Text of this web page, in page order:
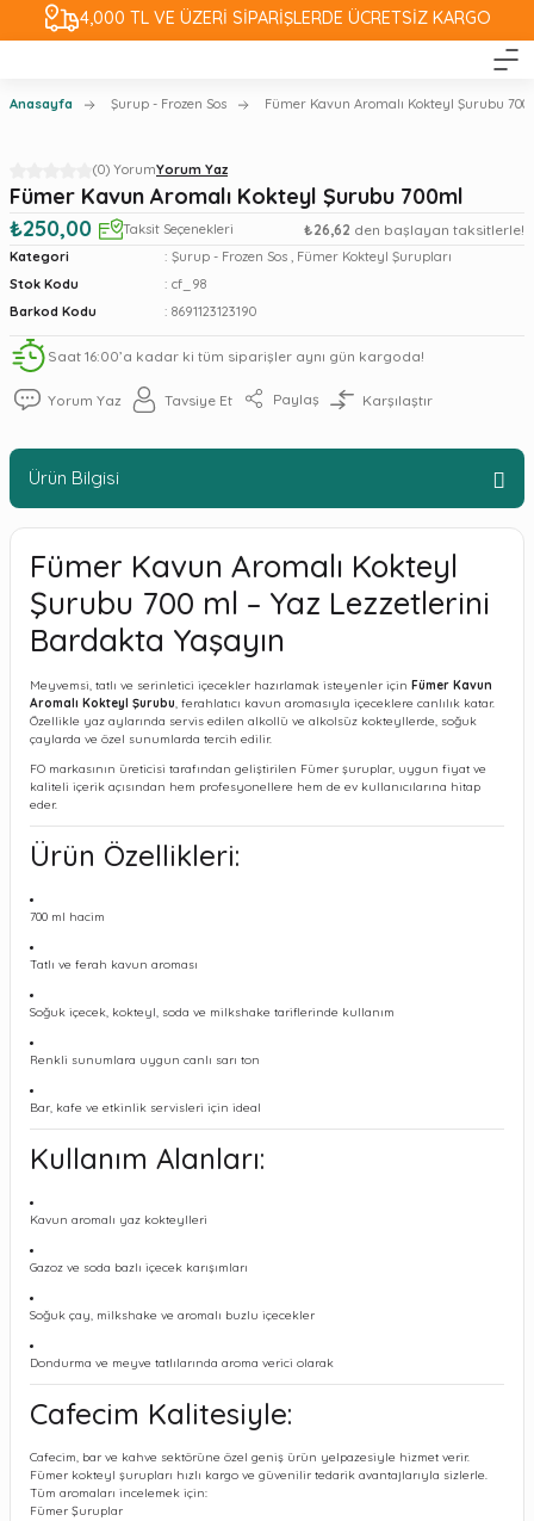
4,000 TL VE ÜZERİ SİPARİŞLERDE ÜCRETSİZ KARGO
Anasayfa Şurup - Frozen Sos Fümer Kavun Aromalı Kokteyl Şurubu
(0) YorumYorum Yaz
Fümer Kavun Aromalı Kokteyl Şurubu 700ml
₺250,00
Taksit Seçenekleri ₺26,62 den başlayan taksitlerle!
Kategori Şurup - Frozen Sos , Fümer Kokteyl Şurupları
Stok Kodu
cf_98
Barkod Kodu
8691123123190
Saat 16:00’a kadar ki tüm siparişler aynı gün kargoda!
Yorum Yaz Tavsiye Et Paylaş Karşılaştır
Ürün Bilgisi
Fümer Kavun Aromalı Kokteyl
Şurubu 700 ml – Yaz Lezzetlerini
Bardakta Yaşayın
Meyvemsi, tatlı ve serinletici içecekler hazırlamak isteyenler için Fümer Kavun
Aromalı Kokteyl Şurubu, ferahlatıcı kavun aromasıyla içeceklere canlılık katar.
Özellikle yaz aylarında servis edilen alkollü ve alkolsüz kokteyllerde, soğuk
çaylarda ve özel sunumlarda tercih edilir.
FO markasının üreticisi tarafından geliştirilen Fümer şuruplar, uygun fiyat ve
kaliteli içerik açısından hem profesyonellere hem de ev kullanıcılarına hitap
eder.
Ürün Özellikleri:
700 ml hacim
Tatlı ve ferah kavun aroması
Soğuk içecek, kokteyl, soda ve milkshake tariflerinde kullanım
Renkli sunumlara uygun canlı sarı ton
Bar, kafe ve etkinlik servisleri için ideal
Kullanım Alanları:
Kavun aromalı yaz kokteylleri
Gazoz ve soda bazlı içecek karışımları
Soğuk çay, milkshake ve aromalı buzlu içecekler
Dondurma ve meyve tatlılarında aroma verici olarak
Cafecim Kalitesiyle:
Cafecim, bar ve kahve sektörüne özel geniş ürün yelpazesiyle hizmet verir.
Fümer kokteyl şurupları hızlı kargo ve güvenilir tedarik avantajlarıyla sizlerle.
Tüm aromaları incelemek için:
Fümer Şuruplar